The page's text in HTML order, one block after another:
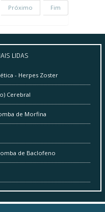
Próximo Fim
LIDAS
- Herpes Zoster
Cerebral
de Morfina
de Baclofeno